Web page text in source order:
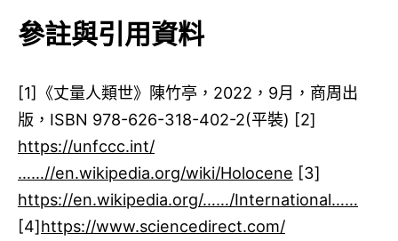
參註與引用資料
[1]​《丈量人類世》陳竹亭，2022，9月，商周出
版，ISBN 978-626-318-402-2(平裝) [2]​
https://unfccc.int/
……//en.wikipedia.org/wiki/Holocene [3]​
https://en.wikipedia.org/……/International……
[4]​https://www.sciencedirect.com/